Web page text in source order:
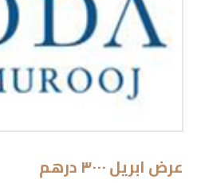
عرض ابريل ٣٠٠٠ درهم